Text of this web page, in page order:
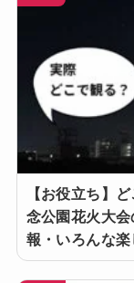
【お役立ち】
念公園花火大
報・いろんな